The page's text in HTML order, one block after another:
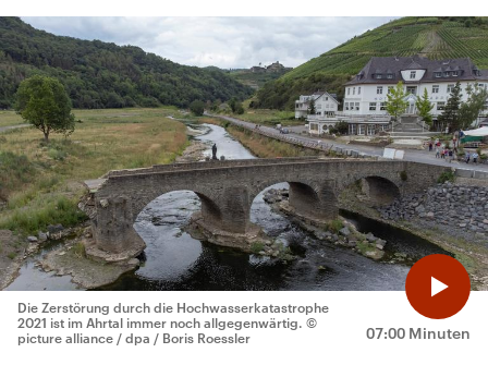
07:00 Minuten
Die Zerstörung durch die Hochwasserkatastrophe
2021 ist im Ahrtal immer noch allgegenwärtig. ©
picture alliance / dpa / Boris Roessler